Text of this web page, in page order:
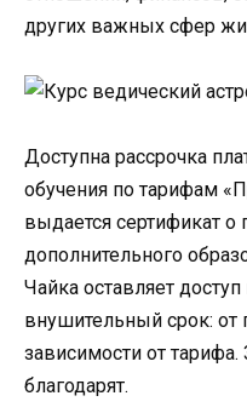
других важных сфер
Доступна рассрочка
обучения по тарифам
выдается сертификат
дополнительного
Чайка оставляет
внушительный срок: от
зависимости от
благодарят.